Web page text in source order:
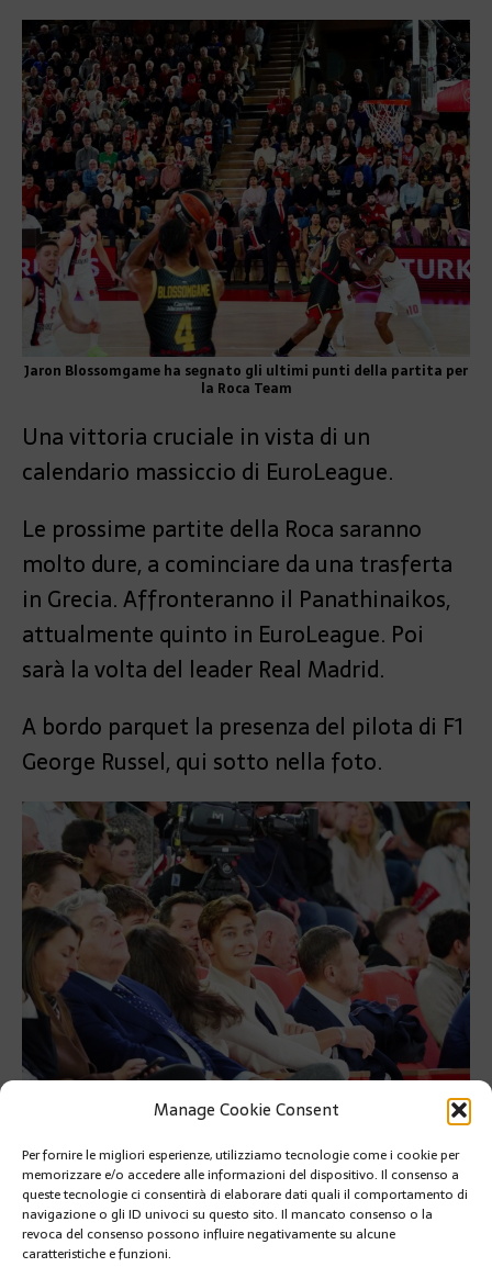
Manage Cookie Consent
Per fornire le migliori esperienze, utilizziamo tecnologie come i cookie per
memorizzare e/o accedere alle informazioni del dispositivo. Il consenso a
queste tecnologie ci consentirà di elaborare dati quali il comportamento di
navigazione o gli ID univoci su questo sito. Il mancato consenso o la
revoca del consenso possono influire negativamente su alcune
caratteristiche e funzioni.
Jaron Blossomgame ha segnato gli ultimi punti della partita per
la Roca Team
Una vittoria cruciale in vista di un
calendario massiccio di EuroLeague.
Le prossime partite della Roca saranno
molto dure, a cominciare da una trasferta
in Grecia. Affronteranno il Panathinaikos,
attualmente quinto in EuroLeague. Poi
sarà la volta del leader Real Madrid.
A bordo parquet la presenza del pilota di F1
George Russel, qui sotto nella foto.
PRÉCÉDENT
GRIMALDI FORUM, TORNA LA BIENNALE DI
ONCOLOGIA